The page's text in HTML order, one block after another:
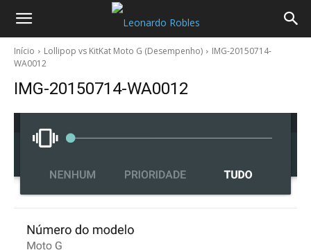
Início Lollipop vs KitKat Moto G (Desempenho)
IMG-20150714-
WA0012
IMG-20150714-WA0012